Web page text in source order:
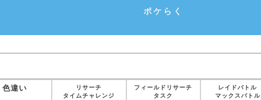
ポケらく
色違い
リサーチ
タイムチャレンジ
フィールドリサーチ
タスク
レイドバトル
マックスバトル